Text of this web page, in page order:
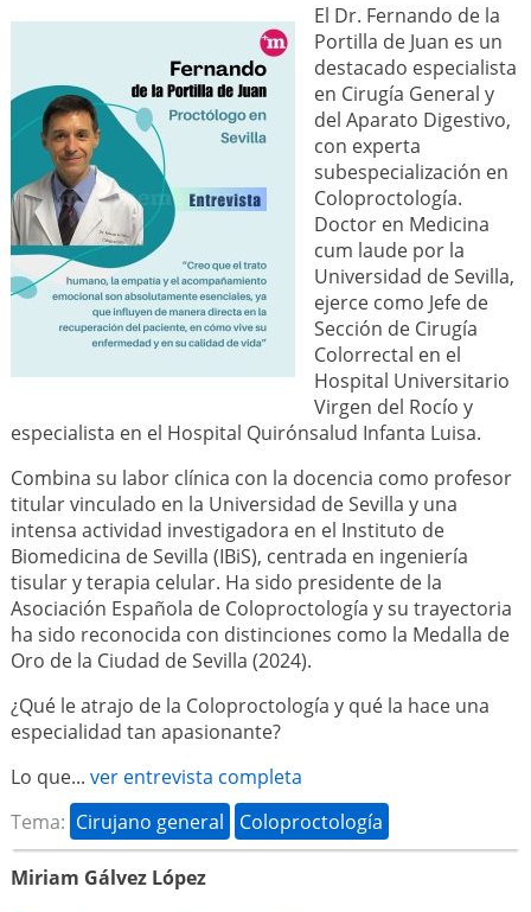
El Dr. Fernando de la
Portilla de Juan es un
destacado especialista
en Cirugía General y
del Aparato Digestivo,
con experta
subespecialización en
Coloproctología.
Doctor en Medicina
cum laude por la
Universidad de Sevilla,
ejerce como Jefe de
Sección de Cirugía
Colorrectal en el
Hospital Universitario
Virgen del Rocío y
especialista en el Hospital Quirónsalud Infanta Luisa.
Combina su labor clínica con la docencia como profesor
titular vinculado en la Universidad de Sevilla y una
intensa actividad investigadora en el Instituto de
Biomedicina de Sevilla (IBiS), centrada en ingeniería
tisular y terapia celular. Ha sido presidente de la
Asociación Española de Coloproctología y su trayectoria
ha sido reconocida con distinciones como la Medalla de
Oro de la Ciudad de Sevilla (2024).
¿Qué le atrajo de la Coloproctología y qué la hace una
especialidad tan apasionante?
Lo que... ver entrevista completa
Tema: Cirujano general Coloproctología
Miriam Gálvez López